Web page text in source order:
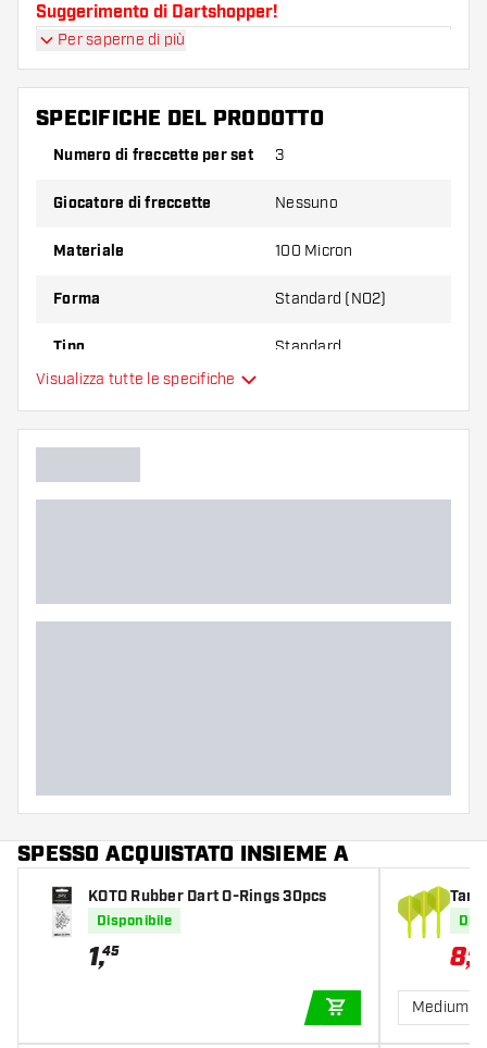
Suggerimento di Dartshopper!
numero di alette e di astine. Questi possono
danneggiarsi o rompersi con l'uso.
spessore diverso di alette per scoprire quale
Per saperne di più
SPECIFICHE DEL PRODOTTO
Numero di freccette per set 3
Giocatore di freccette Nessuno
Materiale 100 Micron
Forma Standard (NO2)
Tipo Standard
Colore principale
Visualizza tutte le specifiche
SPESSO ACQUISTATO INSIEME A
KOTO Rubber Dart O-Rings 30pcs
Disponibile
1,45
AGGIUNGI AL
8,21
Medium